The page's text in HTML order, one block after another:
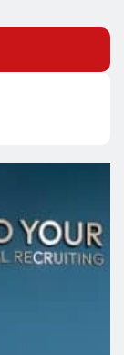
Geberkonferenz: